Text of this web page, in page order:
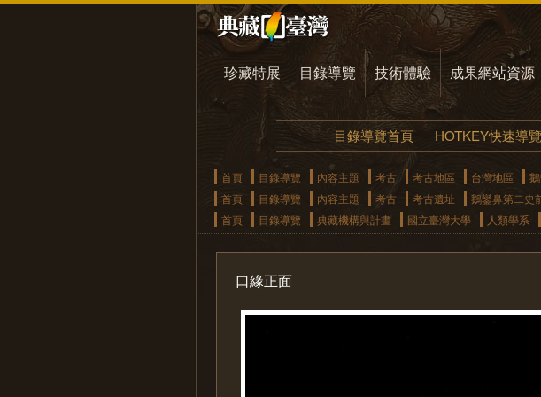
珍藏特展 目錄導覽 技術體驗 成果網站資源
目錄導覽首頁 HOTKEY快速導覽
首頁 目錄導覽 內容主題 考古 考古地區 台灣地區
首頁
目錄導覽 內容主題 考古 考古遺址
鵝鑾鼻第二史
首頁
目錄導覽 典藏機構與計畫 國立臺灣大學 人類學系
口緣正面